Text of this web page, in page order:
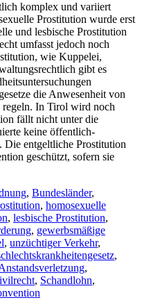
komplex und variiert
Prostitution wurde erst
und lesbische Prostitution
umfasst jedoch noch
wie Kuppelei,
gibt es
die Anwesenheit von
regeln. In Tirol wird noch
fällt nicht unter die
keine öffentlich-
Die entgeltliche Prostitution
geschützt, sofern sie
, Bundesländer,
, homosexuelle
, lesbische Prostitution,
, gewerbsmäßige
, unzüchtiger Verkehr,
,
,
, Schandlohn,